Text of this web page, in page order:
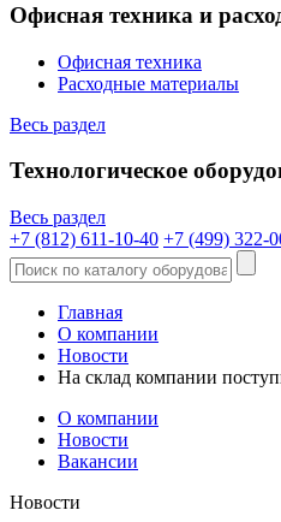
Офисная техника и
Офисная техника
Расходные материалы
Весь раздел
Технологическое
Весь раздел
+7 (812) 611-10-40 +7 (499) 322-
Главная
О компании
Новости
На склад компании
О компании
Новости
Вакансии
Новости